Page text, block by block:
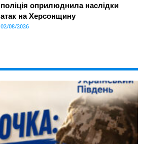
поліція оприлюднила наслідки
атак на Херсонщину
02/08/2026